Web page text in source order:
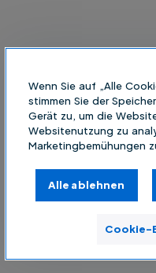
Wenn Sie auf „Alle
stimmen Sie der
Gerät zu, um die
Websitenutzung zu
Marketingbemühungen
Alle ablehnen
Cookie-